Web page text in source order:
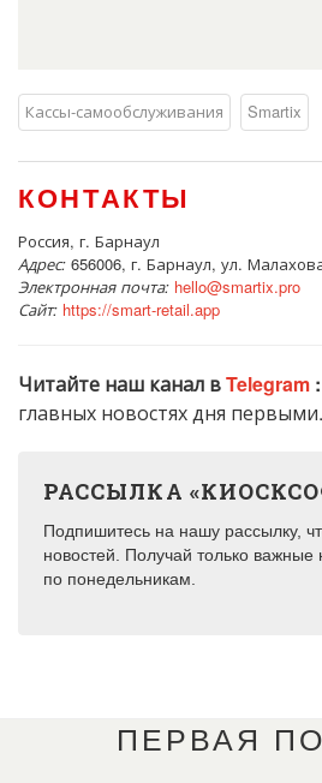
Кассы-самообслуживания Smartix
КОНТАКТЫ
Россия, г. Барнаул
Адрес: 656006, г. Барнаул, ул.
Электронная почта: hello@smartix.pro
Сайт: https://smart-retail.app
Читайте наш канал вTelegram :
главных новостях дня первыми.
РАССЫЛКА
Подпишитесь на нашу рассылку,
новостей. Получай только важные
по понедельникам.
ПЕРВАЯ